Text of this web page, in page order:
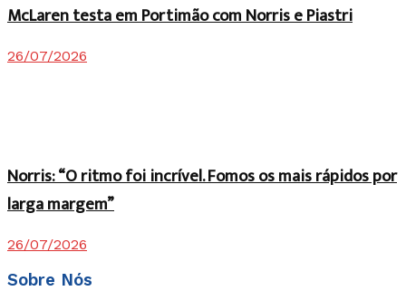
McLaren testa em Portimão com Norris e Piastri
26/07/2026
Norris: “O ritmo foi incrível. Fomos os mais rápidos por
larga margem”
26/07/2026
Sobre Nós